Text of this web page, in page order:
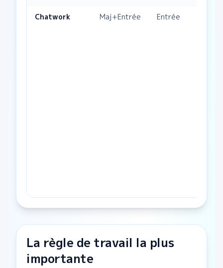
Chatwork Maj+Entrée Entrée
La règle de travail la plus
importante